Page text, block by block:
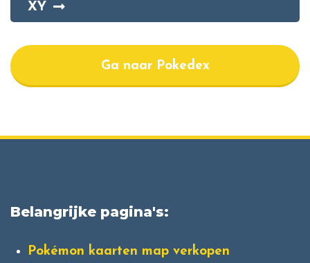
XY
Ga naar Pokedex
Belangrijke pagina's:
Pokémon kaarten map verkopen